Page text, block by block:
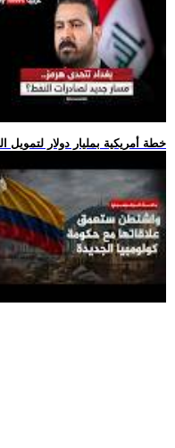
.. خطة أمريكية بمليار دولار